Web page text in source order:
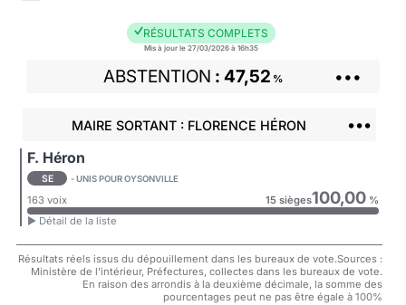
RÉSULTATS COMPLETS
Mis à jour le 27/03/2026 à 16h35
ABSTENTION 47,52 % •••
MAIRE SORTANT : FLORENCE HÉRON •••
F. Héron
SE - UNIS POUR OYSONVILLE
163 voix 15 sièges100,00%
► Détail de la liste
Résultats réels issus du dépouillement dans les bureaux de vote.Sources :
Ministère de l'intérieur, Préfectures, collectes dans les bureaux de vote.
En raison des arrondis à la deuxième décimale, la somme des
pourcentages peut ne pas être égale à 100%